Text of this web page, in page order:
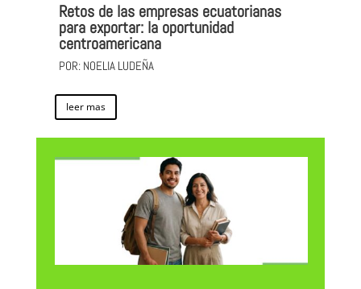
Retos de las empresas ecuatorianas
para exportar: la oportunidad
centroamericana
POR: NOELIA LUDEÑA
leer mas